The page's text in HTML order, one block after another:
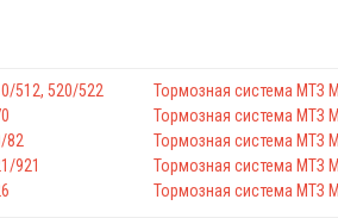
512, 520/522
82
921
Тормозная система МТЗ
Тормозная система МТЗ
Тормозная система МТЗ
Тормозная система МТЗ
Тормозная система МТЗ